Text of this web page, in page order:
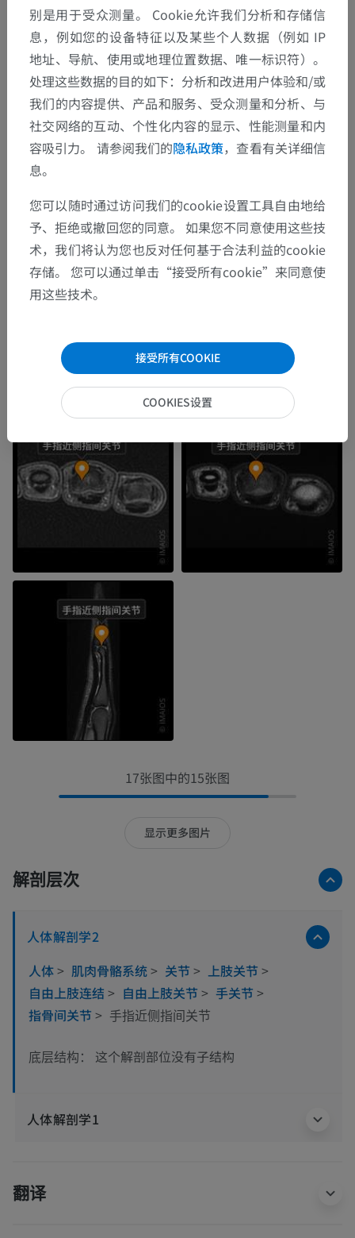
17张图中的15张图
显示更多图片
解剖层次
人体解剖学2
人体> 肌肉骨骼系统> 关节 > 上肢关节 >
自由上肢连结 > 自由上肢关节 > 手关节 >
指骨间关节 > 手指近侧指间关节
底层结构： 这个解剖部位没有子结构
人体解剖学1
翻译
别是用于受众测量。 Cookie允许我们分析和存储信
息，例如您的设备特征以及某些个人数据（例如 IP
地址、导航、使用或地理位置数据、唯一标识符）。
处理这些数据的目的如下：分析和改进用户体验和/或
我们的内容提供、产品和服务、受众测量和分析、与
社交网络的互动、个性化内容的显示、性能测量和内
容吸引力。 请参阅我们的隐私政策，查看有关详细信
息。
您可以随时通过访问我们的cookie设置工具自由地给
予、拒绝或撤回您的同意。 如果您不同意使用这些技
术，我们将认为您也反对任何基于合法利益的cookie
存储。 您可以通过单击“接受所有cookie”来同意使
用这些技术。
接受所有COOKIE
COOKIES设置